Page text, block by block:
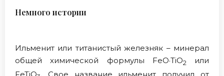
Немного истории
Ильменит или титанистый железняк – минерал
общей химической формулы FeO·TiO2
или